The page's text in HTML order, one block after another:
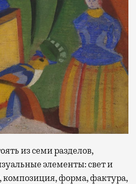
из семи разделов,
элементы: свет и
композиция, форма, фактура,